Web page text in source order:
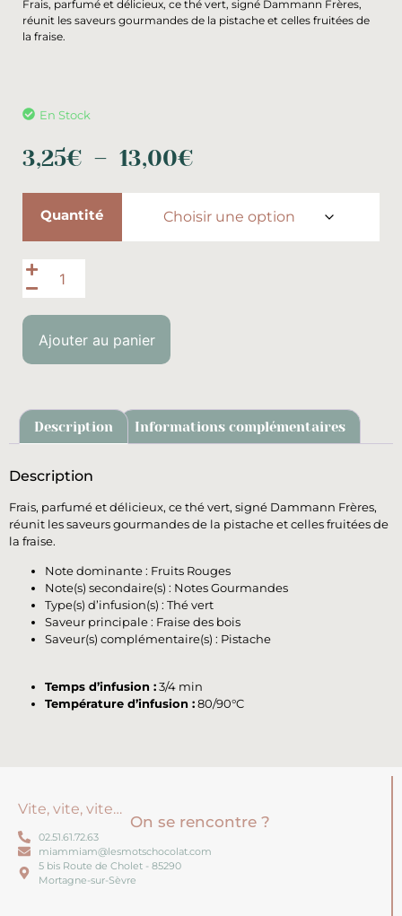
Frais, parfumé et délicieux, ce thé vert, signé Dammann Frères,
réunit les saveurs gourmandes de la pistache et celles fruitées de
la fraise.
En Stock
3,25€ – 13,00€
Quantité
Ajouter au panier
Description Informations complémentaires
Description
Frais, parfumé et délicieux, ce thé vert, signé Dammann Frères,
réunit les saveurs gourmandes de la pistache et celles fruitées de
la fraise.
Note dominante : Fruits Rouges
Note(s) secondaire(s) : Notes Gourmandes
Type(s) d’infusion(s) : Thé vert
Saveur principale : Fraise des bois
Saveur(s) complémentaire(s) : Pistache
Temps d’infusion :3/4 min
Température d’infusion :80/90°C
Vite, vite, vite…
On se rencontre ?
02.51.61.72.63
miammiam@lesmotschocolat.com
5 bis Route de Cholet - 85290
Mortagne-sur-Sèvre